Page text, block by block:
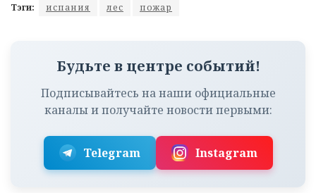
Тэги: испания лес пожар
Будьте в центре событий!
Подписывайтесь на наши официальные
каналы и получайте новости первыми:
Telegram Instagram